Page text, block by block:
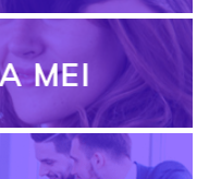
MEI